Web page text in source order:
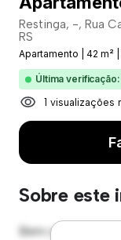
Restinga, -, Rua
RS
Apartamento 42 m²
Última
1 visualizações
Sobre este
Bem-vindo ao